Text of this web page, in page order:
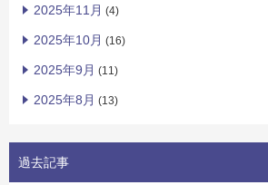
2025年11月 (4)
2025年10月 (16)
2025年9月 (11)
2025年8月 (13)
過去記事